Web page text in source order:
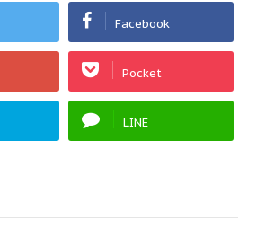
Facebook
Pocket
LINE